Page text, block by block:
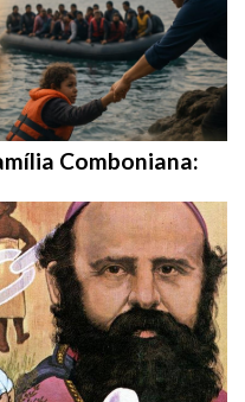
Comboniana: